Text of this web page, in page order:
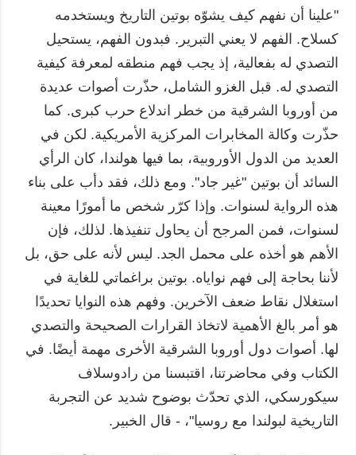
"علينا أن نفهم كيف يشوّه بوتين التاريخ ويستخدمه
كسلاح. الفهم لا يعني التبرير. فبدون الفهم، يستحيل
التصدي له بفعالية، إذ يجب فهم منطقه لمعرفة كيفية
التصدي له. قبل الغزو الشامل، حذّرت أصوات عديدة
من أوروبا الشرقية من خطر اندلاع حرب كبرى. كما
حذّرت وكالة المخابرات المركزية الأمريكية. لكن في
العديد من الدول الأوروبية، بما فيها هولندا، كان الرأي
السائد أن بوتين "غير جاد". ومع ذلك، فقد دأب على بناء
هذه الرواية لسنوات. وإذا كرّر شخص ما أمورًا معينة
لسنوات، فمن المرجح أن يحاول تنفيذها. لذلك، فإن
الأهم هو أخذه على محمل الجد. ليس لأنه على حق، بل
لأننا بحاجة إلى فهم نواياه. بوتين براغماتي للغاية في
استغلال نقاط ضعف الآخرين. وفهم هذه النوايا تحديدًا
هو أمر بالغ الأهمية لاتخاذ القرارات الصحيحة والتصدي
لها. أصوات دول أوروبا الشرقية الأخرى مهمة أيضًا. في
الكتاب وفي محاضرتنا، اقتبسنا من رادوسلاف
سيكورسكي، الذي تحدّث بوضوح شديد عن التجربة
التاريخية لبولندا مع روسيا"، - قال الخبير.